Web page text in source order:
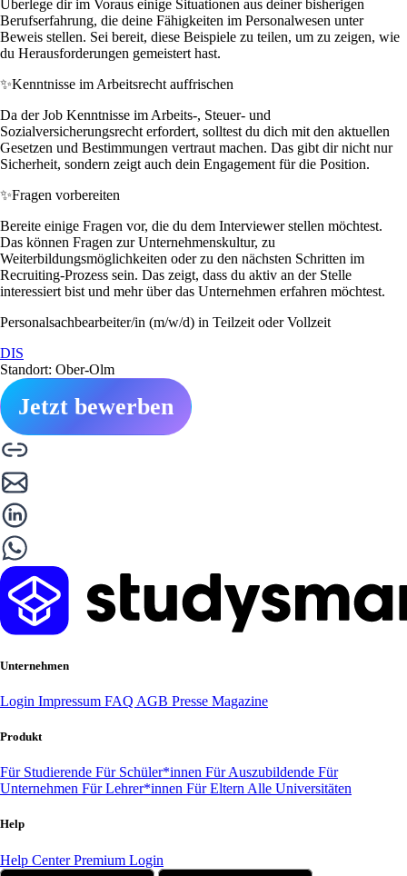
Überlege dir im Voraus einige Situationen aus deiner bisherigen
Berufserfahrung, die deine Fähigkeiten im Personalwesen unter
Beweis stellen. Sei bereit, diese Beispiele zu teilen, um zu zeigen, wie
du Herausforderungen gemeistert hast.
✨Kenntnisse im Arbeitsrecht auffrischen
Da der Job Kenntnisse im Arbeits-, Steuer- und
Sozialversicherungsrecht erfordert, solltest du dich mit den aktuellen
Gesetzen und Bestimmungen vertraut machen. Das gibt dir nicht nur
Sicherheit, sondern zeigt auch dein Engagement für die Position.
✨Fragen vorbereiten
Bereite einige Fragen vor, die du dem Interviewer stellen möchtest.
Das können Fragen zur Unternehmenskultur, zu
Weiterbildungsmöglichkeiten oder zu den nächsten Schritten im
Recruiting-Prozess sein. Das zeigt, dass du aktiv an der Stelle
interessiert bist und mehr über das Unternehmen erfahren möchtest.
Personalsachbearbeiter/in (m/w/d) in Teilzeit oder Vollzeit
DIS
Standort: Ober-Olm
Jetzt bewerben
Unternehmen
Login Impressum FAQ AGB Presse Magazine
Produkt
Für Studierende Für Schüler*innen Für Auszubildende Für
Unternehmen Für Lehrer*innen Für Eltern Alle Universitäten
Help
Help CenterPremium Login